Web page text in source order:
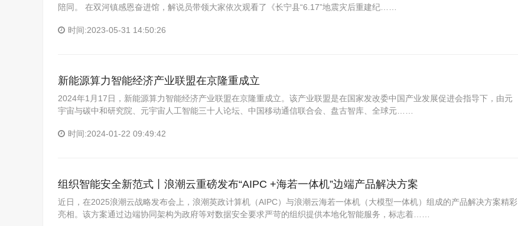
陪同。 在双河镇感恩奋进馆，解说员带领大家依次观看了《长宁县“6.17”地震灾后重建纪……
时间:2023-05-31 14:50:26
新能源算力智能经济产业联盟在京隆重成立
2024年1月17日，新能源算力智能经济产业联盟在京隆重成立。该产业联盟是在国家发改委中国产业发展促进会指导下，由元
宇宙与碳中和研究院、元宇宙人工智能三十人论坛、中国移动通信联合会、盘古智库、全球元……
时间:2024-01-22 09:49:42
组织智能安全新范式丨浪潮云重磅发布“AIPC +海若一体机”边端产品解决方案
近日，在2025浪潮云战略发布会上，浪潮英政计算机（AIPC）与浪潮云海若一体机（大模型一体机）组成的产品解决方案精彩
亮相。该方案通过边端协同架构为政府等对数据安全要求严苛的组织提供本地化智能服务，标志着……